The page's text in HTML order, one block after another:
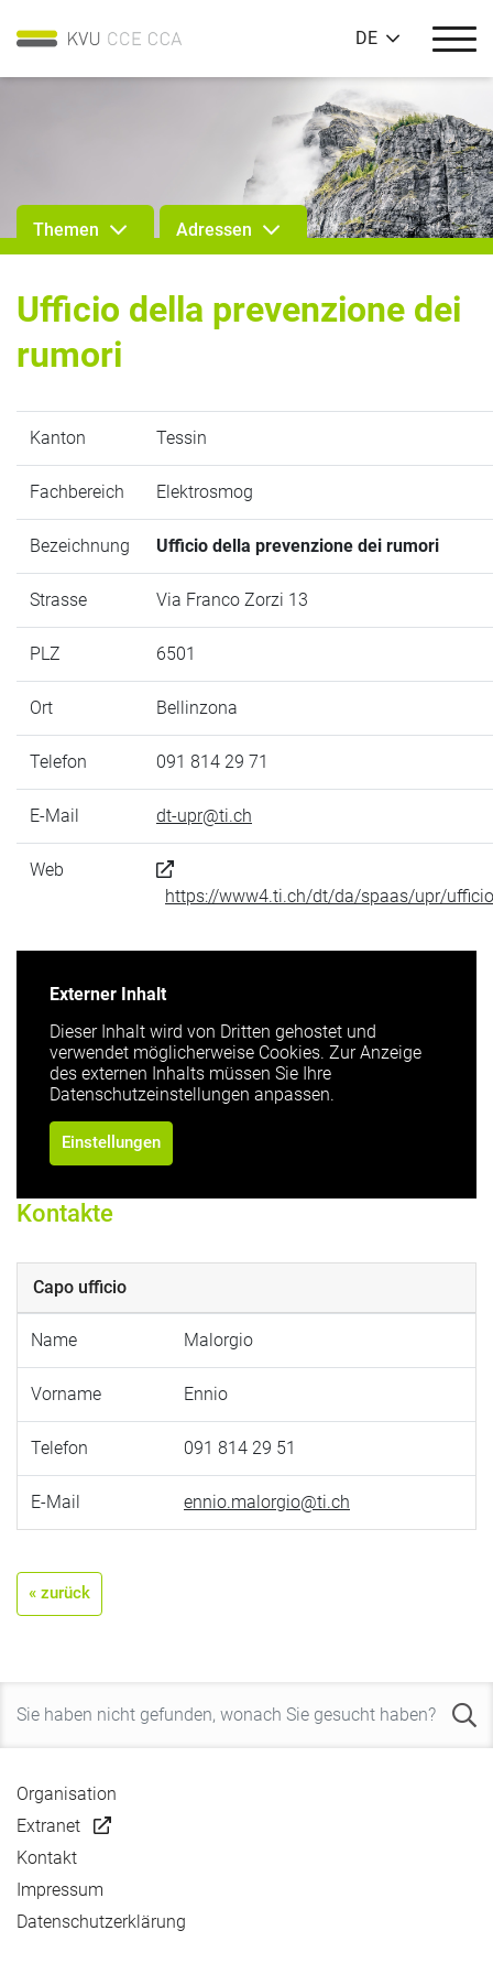
DE
Themen Adressen
Ufficio della prevenzione dei
rumori
Kanton Tessin
Fachbereich Elektrosmog
Bezeichnung Ufficio della prevenzione dei rumori
Strasse Via Franco Zorzi 13
PLZ 6501
Ort Bellinzona
Telefon 091 814 29 71
E-Mail dt-upr@ti.ch
Web
https://www4.ti.ch/dt/da/spaas/upr/ufficio
Externer Inhalt
Dieser Inhalt wird von Dritten gehostet und
verwendet möglicherweise Cookies. Zur Anzeige
des externen Inhalts müssen Sie Ihre
Datenschutzeinstellungen anpassen.
Einstellungen
Kontakte
Capo ufficio
Name Malorgio
Vorname Ennio
Telefon 091 814 29 51
E-Mail ennio.malorgio@ti.ch
« zurück
Organisation
Extranet
Kontakt
Impressum
Datenschutzerklärung